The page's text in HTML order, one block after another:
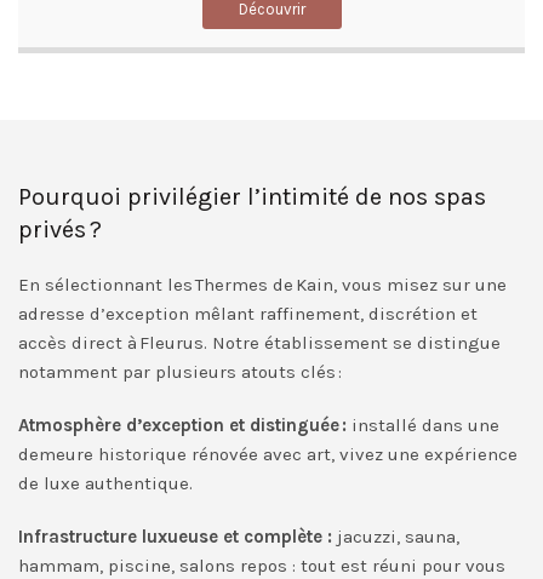
Découvrir
Pourquoi privilégier l’intimité de nos spas
privés ?
En sélectionnant les Thermes de Kain, vous misez sur une
adresse d’exception mêlant raffinement, discrétion et
accès direct à Fleurus. Notre établissement se distingue
notamment par plusieurs atouts clés :
Atmosphère d’exception et distinguée : installé dans une
demeure historique rénovée avec art, vivez une expérience
de luxe authentique.
Infrastructure luxueuse et complète : jacuzzi, sauna,
hammam, piscine, salons repos : tout est réuni pour vous